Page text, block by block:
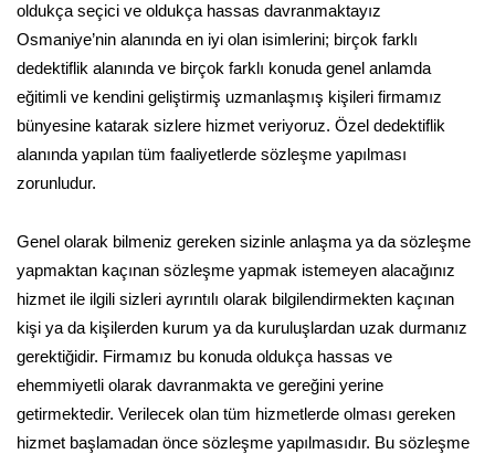
oldukça seçici ve oldukça hassas davranmaktayız
Osmaniye’nin alanında en iyi olan isimlerini; birçok farklı
dedektiflik alanında ve birçok farklı konuda genel anlamda
eğitimli ve kendini geliştirmiş uzmanlaşmış kişileri firmamız
bünyesine katarak sizlere hizmet veriyoruz. Özel dedektiflik
alanında yapılan tüm faaliyetlerde sözleşme yapılması
zorunludur.
Genel olarak bilmeniz gereken sizinle anlaşma ya da sözleşme
yapmaktan kaçınan sözleşme yapmak istemeyen alacağınız
hizmet ile ilgili sizleri ayrıntılı olarak bilgilendirmekten kaçınan
kişi ya da kişilerden kurum ya da kuruluşlardan uzak durmanız
gerektiğidir. Firmamız bu konuda oldukça hassas ve
ehemmiyetli olarak davranmakta ve gereğini yerine
getirmektedir. Verilecek olan tüm hizmetlerde olması gereken
hizmet başlamadan önce sözleşme yapılmasıdır. Bu sözleşme